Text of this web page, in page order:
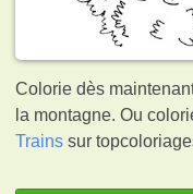
Colorie dès
la montagne. Ou
Trains sur